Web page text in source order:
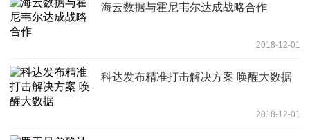
海云数据与霍尼韦尔达成战略合作
2018-12-01
科达发布精准打击解决方案 唤醒大数据
2018-12-01